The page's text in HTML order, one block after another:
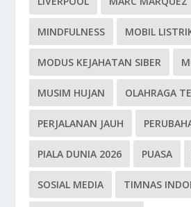
MINDFULNESS MOBIL
MODUS KEJAHATAN SIBER
MUSIM HUJAN OLAHRAGA
PERJALANAN JAUH
PIALA DUNIA 2026 PUASA
SOSIAL MEDIA TIMNAS